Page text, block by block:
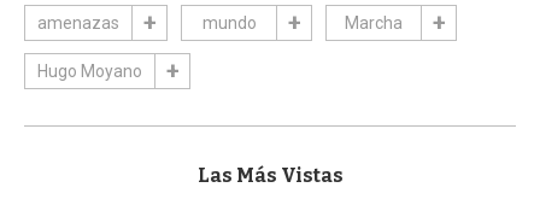
amenazas mundo Marcha
Hugo Moyano
Las Más Vistas